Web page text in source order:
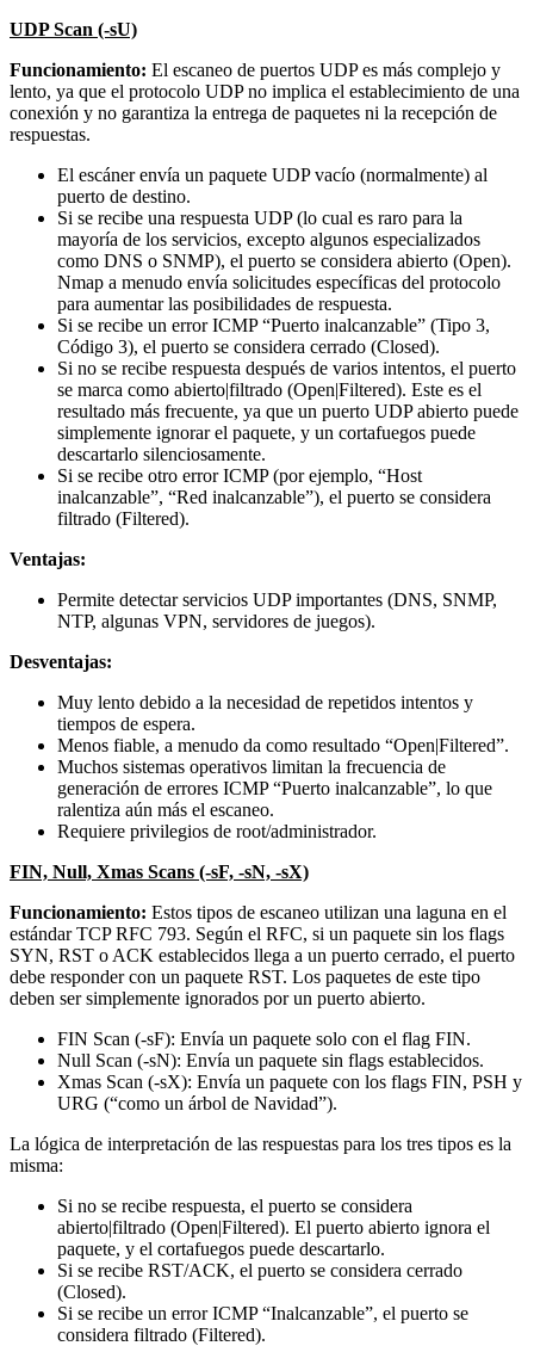
UDP Scan (-sU)
Funcionamiento: El escaneo de puertos UDP es más complejo y
lento, ya que el protocolo UDP no implica el establecimiento de una
conexión y no garantiza la entrega de paquetes ni la recepción de
respuestas.
El escáner envía un paquete UDP vacío (normalmente) al
puerto de destino.
Si se recibe una respuesta UDP (lo cual es raro para la
mayoría de los servicios, excepto algunos especializados
como DNS o SNMP), el puerto se considera abierto (Open).
Nmap a menudo envía solicitudes específicas del protocolo
para aumentar las posibilidades de respuesta.
Si se recibe un error ICMP “Puerto inalcanzable” (Tipo 3,
Código 3), el puerto se considera cerrado (Closed).
Si no se recibe respuesta después de varios intentos, el puerto
se marca como abierto|filtrado (Open|Filtered). Este es el
resultado más frecuente, ya que un puerto UDP abierto puede
simplemente ignorar el paquete, y un cortafuegos puede
descartarlo silenciosamente.
Si se recibe otro error ICMP (por ejemplo, “Host
inalcanzable”, “Red inalcanzable”), el puerto se considera
filtrado (Filtered).
Ventajas:
Permite detectar servicios UDP importantes (DNS, SNMP,
NTP, algunas VPN, servidores de juegos).
Desventajas:
Muy lento debido a la necesidad de repetidos intentos y
tiempos de espera.
Menos fiable, a menudo da como resultado “Open|Filtered”.
Muchos sistemas operativos limitan la frecuencia de
generación de errores ICMP “Puerto inalcanzable”, lo que
ralentiza aún más el escaneo.
Requiere privilegios de root/administrador.
FIN, Null, Xmas Scans (-sF, -sN, -sX)
Funcionamiento: Estos tipos de escaneo utilizan una laguna en el
estándar TCP RFC 793. Según el RFC, si un paquete sin los flags
SYN, RST o ACK establecidos llega a un puerto cerrado, el puerto
debe responder con un paquete RST. Los paquetes de este tipo
deben ser simplemente ignorados por un puerto abierto.
FIN Scan (-sF): Envía un paquete solo con el flag FIN.
Null Scan (-sN): Envía un paquete sin flags establecidos.
Xmas Scan (-sX): Envía un paquete con los flags FIN, PSH y
URG (“como un árbol de Navidad”).
La lógica de interpretación de las respuestas para los tres tipos es la
misma:
Si no se recibe respuesta, el puerto se considera
abierto|filtrado (Open|Filtered). El puerto abierto ignora el
paquete, y el cortafuegos puede descartarlo.
Si se recibe RST/ACK, el puerto se considera cerrado
(Closed).
Si se recibe un error ICMP “Inalcanzable”, el puerto se
considera filtrado (Filtered).